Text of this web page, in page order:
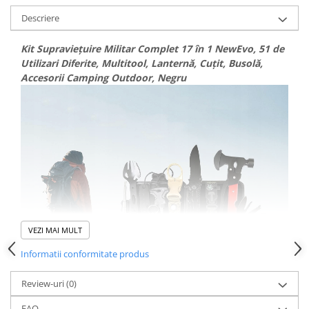
Descriere
Kit Supraviețuire Militar Complet 17 în 1 NewEvo, 51 de
Utilizari Diferite, Multitool, Lanternă, Cuțit, Busolă,
Accesorii Camping Outdoor, Negru
VEZI MAI MULT
Informatii conformitate produs
Review-uri(0)